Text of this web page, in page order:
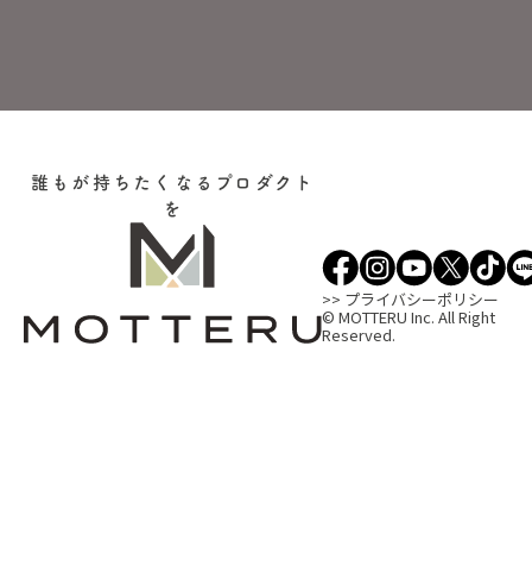
誰もが持ちたくなるプロダクト
を
>> プライバシーポリシー
© MOTTERU Inc. All Right
Reserved.